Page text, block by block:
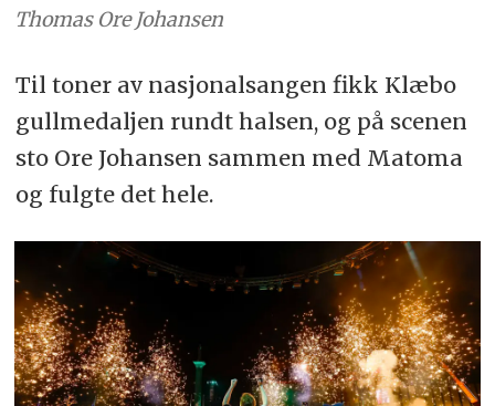
Thomas Ore Johansen
Til toner av nasjonalsangen fikk Klæbo
gullmedaljen rundt halsen, og på scenen
sto Ore Johansen sammen med Matoma
og fulgte det hele.